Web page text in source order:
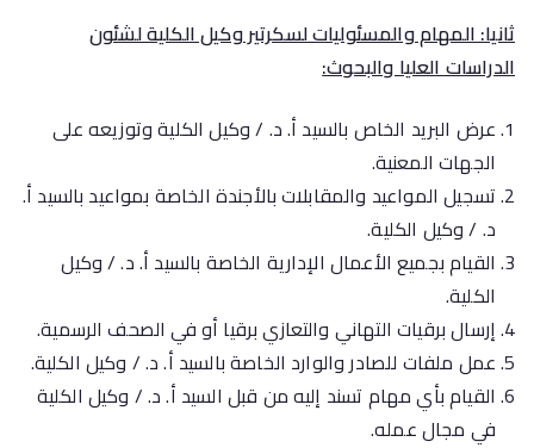
ثانيا: المهام والمسئوليات لسكرتير وكيل الكلية لشئون
الدراسات العليا والبحوث:
عرض البريد الخاص بالسيد أ. د. / وكيل الكلية وتوزيعه على
الجهات المعنية.
تسجيل المواعيد والمقابلات بالأجندة الخاصة بمواعيد بالسيد أ.
د. / وكيل الكلية.
القيام بجميع الأعمال الإدارية الخاصة بالسيد أ. د. / وكيل
الكلية.
إرسال برقيات التهاني والتعازي برقيا أو في الصحف الرسمية.
عمل ملفات للصادر والوارد الخاصة بالسيد أ. د. / وكيل الكلية.
القيام بأي مهام تسند إليه من قبل السيد أ. د. / وكيل الكلية
في مجال عمله.